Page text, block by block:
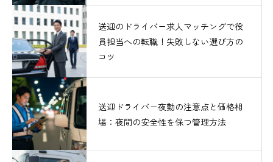
送迎のドライバー求人マッチングで役
員担当への転職！失敗しない選び方の
コツ
送迎ドライバー夜勤の注意点と価格相
場：夜間の安全性を保つ管理方法